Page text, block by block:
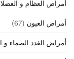
أمراض العظام و
أمراض العيون (67)
أمراض الغدد الصماء